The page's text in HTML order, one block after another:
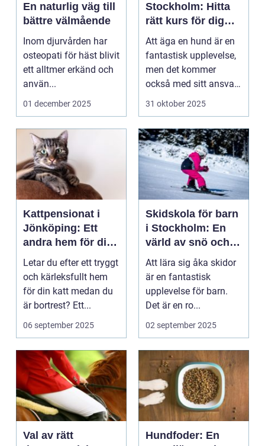
En naturlig väg till
bättre välmående
Inom djurvården har
osteopati för häst blivit
ett alltmer erkänd och
använ...
01 december 2025
Stockholm: Hitta
rätt kurs för dig
och din hund
Att äga en hund är en
fantastisk upplevelse,
men det kommer
också med sitt ansvar.
A...
31 oktober 2025
Kattpensionat i
Jönköping: Ett
andra hem för din
katt
Letar du efter ett tryggt
och kärleksfullt hem
för din katt medan du
är bortrest? Ett...
06 september 2025
Skidskola för barn
i Stockholm: En
värld av snö och
äventyr
Att lära sig åka skidor
är en fantastisk
upplevelse för barn.
Det är en ro...
02 september 2025
Val av rätt
Hundfoder: En